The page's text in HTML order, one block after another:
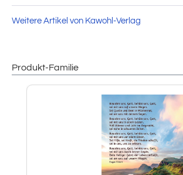
Weitere Artikel von Kawohl-Verlag
Produkt-Familie
Produktgalerie überspringen